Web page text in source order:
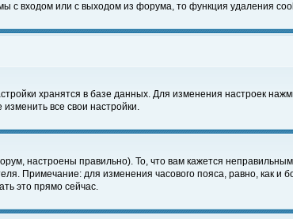
с входом или с выходом из форума, то функция удаления
хранятся в базе данных. Для изменения настроек
все свои настройки.
настроены правильно). То, что вам кажется
Примечание: для изменения часового пояса, равно, как
это прямо сейчас.